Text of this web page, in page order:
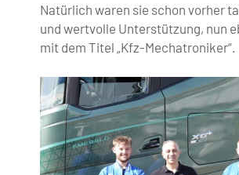
Natürlich waren sie schon vorher
und wertvolle Unterstützung, nun
mit dem Titel „Kfz-Mechatroniker“.